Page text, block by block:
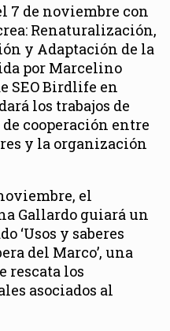
7 de noviembre con
Renaturalización,
y Adaptación de la
por Marcelino
SEO Birdlife en
los trabajos de
cooperación entre
y la organización
el
Gallardo guiará un
‘Usos y saberes
del Marco’, una
rescata los
asociados al